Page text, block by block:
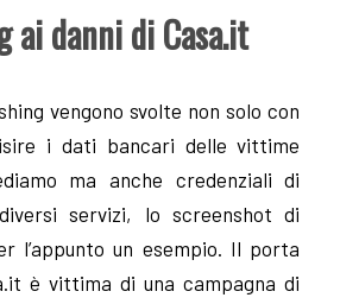
ai danni di Casa.it
vengono svolte non solo con
i dati bancari delle vittime
ma anche credenziali di
servizi, lo screenshot di
l’appunto un esempio. Il porta
è vittima di una campagna di